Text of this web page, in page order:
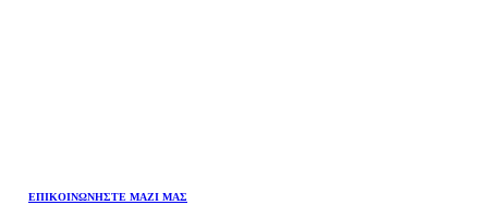
ΕΠΙΚΟΙΝΩΝΉΣΤΕ ΜΑΖΊ ΜΑΣ